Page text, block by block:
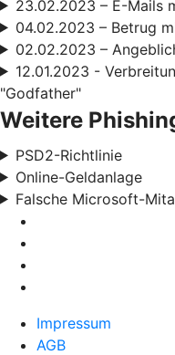
23.02.2023 – E-Mails
04.02.2023 – Betrug
02.02.2023 –
12.01.2023 -
"Godfather"
Weitere
PSD2-Richtlinie
Online-Geldanlage
Falsche Microsoft-
Impressum
AGB